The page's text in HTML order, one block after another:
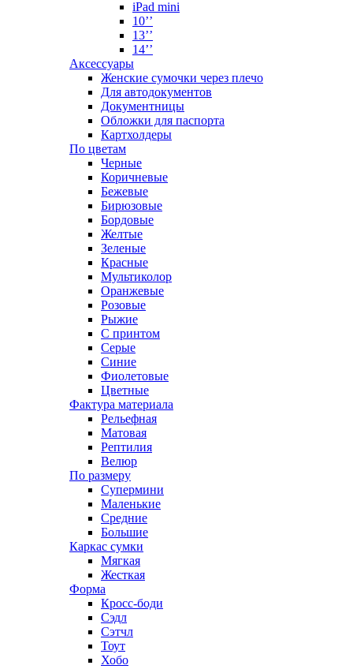
iPad mini
10’’
13’’
14’’
Аксессуары
Женские сумочки через плечо
Для автодокументов
Документницы
Обложки для паспорта
Картхолдеры
По цветам
Черные
Коричневые
Бежевые
Бирюзовые
Бордовые
Желтые
Зеленые
Красные
Мультиколор
Оранжевые
Розовые
Рыжие
С принтом
Серые
Синие
Фиолетовые
Цветные
Фактура материала
Рельефная
Матовая
Рептилия
Велюр
По размеру
Супермини
Маленькие
Средние
Большие
Каркас сумки
Мягкая
Жесткая
Форма
Кросс-боди
Сэдл
Сэтчл
Тоут
Хобо